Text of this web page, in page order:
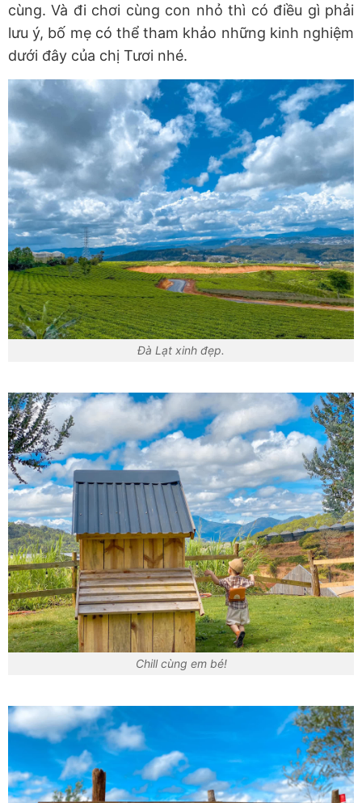
cùng. Và đi chơi cùng con nhỏ thì có điều gì phải
lưu ý, bố mẹ có thể tham khảo những kinh nghiệm
dưới đây của chị Tươi nhé.
Đà Lạt xinh đẹp.
Chill cùng em bé!